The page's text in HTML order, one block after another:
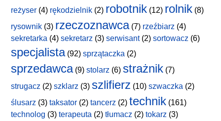
reżyser (4) rękodzielnik (2) robotnik (12) rolnik (8)
rysownik (3) rzeczoznawca(7) rzeźbiarz (4)
sekretarka (4) sekretarz (3) serwisant(2) sortowacz (6)
specjalista(92) sprzątaczka (2)
sprzedawca(9) stolarz (6) strażnik (7)
strugacz (2) szklarz (3) szlifierz (10) szwaczka (2)
ślusarz (3) taksator (2) tancerz (2) technik (161)
technolog (3) terapeuta (2) tłumacz (2) tokarz (3)